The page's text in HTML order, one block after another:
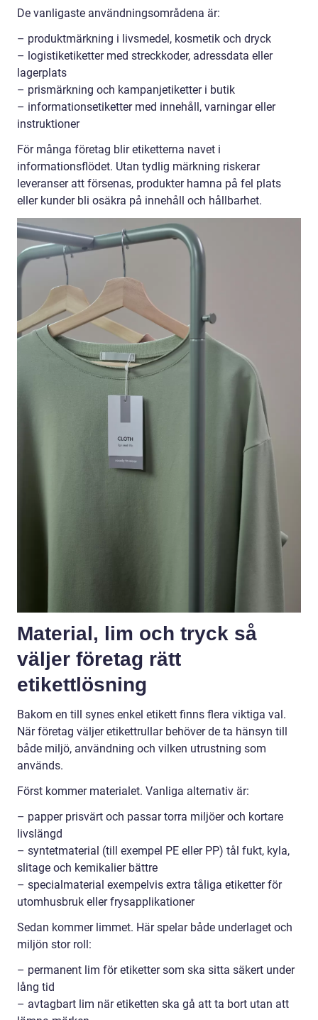
De vanligaste användningsområdena är:
– produktmärkning i livsmedel, kosmetik och dryck
– logistiketiketter med streckkoder, adressdata eller
lagerplats
– prismärkning och kampanjetiketter i butik
– informationsetiketter med innehåll, varningar eller
instruktioner
För många företag blir etiketterna navet i
informationsflödet. Utan tydlig märkning riskerar
leveranser att försenas, produkter hamna på fel plats
eller kunder bli osäkra på innehåll och hållbarhet.
Material, lim och tryck så
väljer företag rätt
etikettlösning
Bakom en till synes enkel etikett finns flera viktiga val.
När företag väljer etikettrullar behöver de ta hänsyn till
både miljö, användning och vilken utrustning som
används.
Först kommer materialet. Vanliga alternativ är:
– papper prisvärt och passar torra miljöer och kortare
livslängd
– syntetmaterial (till exempel PE eller PP) tål fukt, kyla,
slitage och kemikalier bättre
– specialmaterial exempelvis extra tåliga etiketter för
utomhusbruk eller frysapplikationer
Sedan kommer limmet. Här spelar både underlaget och
miljön stor roll:
– permanent lim för etiketter som ska sitta säkert under
lång tid
– avtagbart lim när etiketten ska gå att ta bort utan att